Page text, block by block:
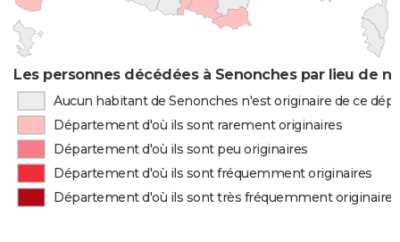
Les personnes décédées à Senonches par lieu de
Aucun habitant de Senonches n'est originaire de ce
Département d'où ils sont rarement originaires
Département d'où ils sont peu originaires
Département d'où ils sont fréquemment originaires
Département d'où ils sont très fréquemment originaires